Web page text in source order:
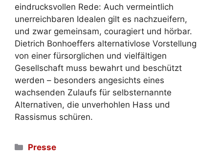
eindrucksvollen Rede: Auch vermeintlich
unerreichbaren Idealen gilt es nachzueifern,
und zwar gemeinsam, couragiert und hörbar.
Dietrich Bonhoeffers alternativlose Vorstellung
von einer fürsorglichen und vielfältigen
Gesellschaft muss bewahrt und beschützt
werden – besonders angesichts eines
wachsenden Zulaufs für selbsternannte
Alternativen, die unverhohlen Hass und
Rassismus schüren.
Kategorien
Presse